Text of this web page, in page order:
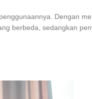
Dengan
berbeda, sedangkan